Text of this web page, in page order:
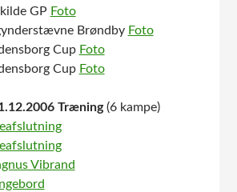
GP Foto
Brøndby Foto
Cup Foto
Cup Foto
Træning(6 kampe)
Vibrand